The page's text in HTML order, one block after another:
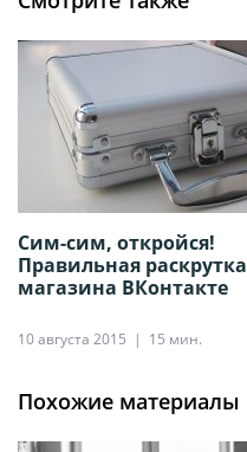
Сим-сим, откройся!
Правильная раскрутка
магазина ВКонтакте
10 августа 2015 15 мин.
Похожие материалы